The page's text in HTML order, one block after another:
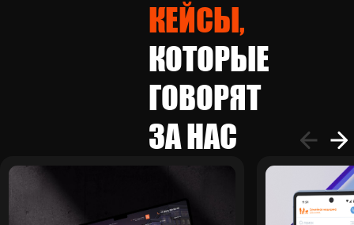
Оптимизируем бизнес-процессы с помощью CRM
Упаковываем франшизы от мала до велика
Грамотно планируем ваши бизнес-процессы
КЕЙСЫ,
КОТОРЫЕ
ГОВОРЯТ
ЗА НАС